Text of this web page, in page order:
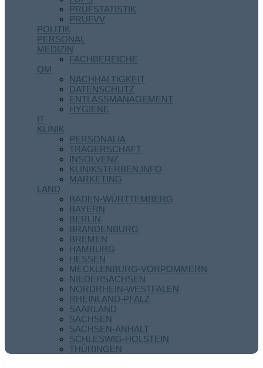
PRÜFSTATISTIK
PRÜFVV
POLITIK
PERSONAL
MEDIZIN
FACHBEREICHE
QM
NACHHALTIGKEIT
DATENSCHUTZ
ENTLASSMANAGEMENT
HYGIENE
IT
KLINIK
PERSONALIA
TRÄGERSCHAFT
INSOLVENZ
KLINIKSTERBEN.INFO
MARKETING
LAND
BADEN-WÜRTTEMBERG
BAYERN
BERLIN
BRANDENBURG
BREMEN
HAMBURG
HESSEN
MECKLENBURG-VORPOMMERN
NIEDERSACHSEN
NORDRHEIN-WESTFALEN
RHEINLAND-PFALZ
SAARLAND
SACHSEN
SACHSEN-ANHALT
SCHLESWIG-HOLSTEIN
THÜRINGEN